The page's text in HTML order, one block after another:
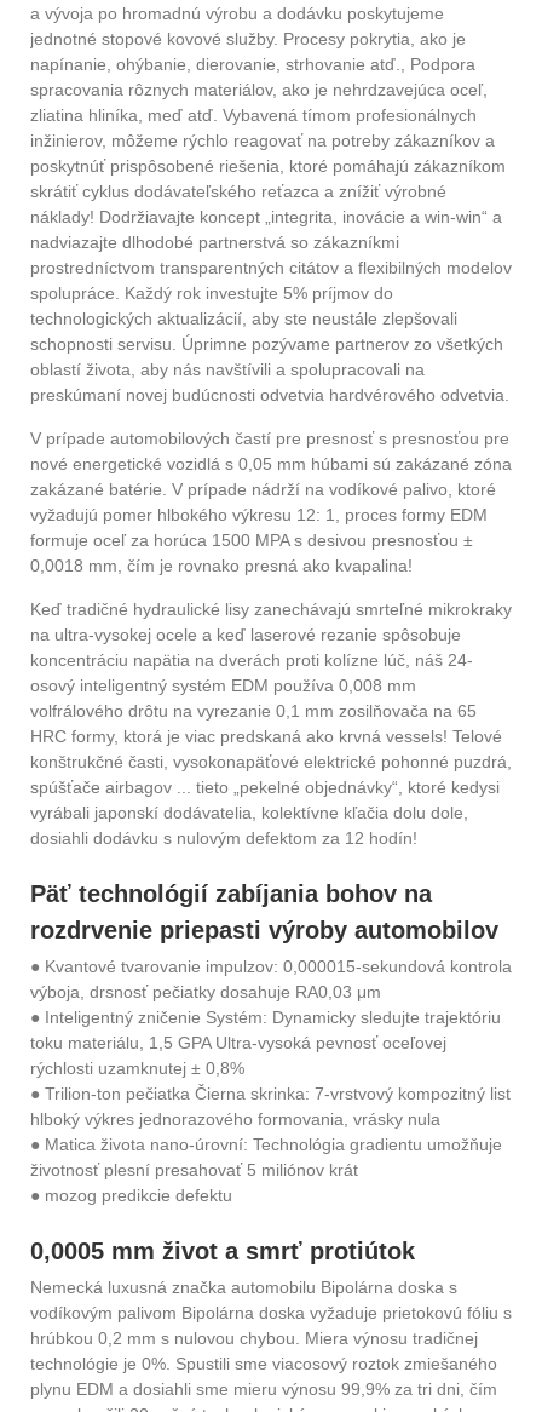
a vývoja po hromadnú výrobu a dodávku poskytujeme
jednotné stopové kovové služby. Procesy pokrytia, ako je
napínanie, ohýbanie, dierovanie, strhovanie atď., Podpora
spracovania rôznych materiálov, ako je nehrdzavejúca oceľ,
zliatina hliníka, meď atď. Vybavená tímom profesionálnych
inžinierov, môžeme rýchlo reagovať na potreby zákazníkov a
poskytnúť prispôsobené riešenia, ktoré pomáhajú zákazníkom
skrátiť cyklus dodávateľského reťazca a znížiť výrobné
náklady! Dodržiavajte koncept „integrita, inovácie a win-win“ a
nadviazajte dlhodobé partnerstvá so zákazníkmi
prostredníctvom transparentných citátov a flexibilných modelov
spolupráce. Každý rok investujte 5% príjmov do
technologických aktualizácií, aby ste neustále zlepšovali
schopnosti servisu. Úprimne pozývame partnerov zo všetkých
oblastí života, aby nás navštívili a spolupracovali na
preskúmaní novej budúcnosti odvetvia hardvérového odvetvia.
V prípade automobilových častí pre presnosť s presnosťou pre
nové energetické vozidlá s 0,05 mm húbami sú zakázané zóna
zakázané batérie. V prípade nádrží na vodíkové palivo, ktoré
vyžadujú pomer hlbokého výkresu 12: 1, proces formy EDM
formuje oceľ za horúca 1500 MPA s desivou presnosťou ±
0,0018 mm, čím je rovnako presná ako kvapalina!
Keď tradičné hydraulické lisy zanechávajú smrteľné mikrokraky
na ultra-vysokej ocele a keď laserové rezanie spôsobuje
koncentráciu napätia na dverách proti kolízne lúč, náš 24-
osový inteligentný systém EDM používa 0,008 mm
volfrálového drôtu na vyrezanie 0,1 mm zosilňovača na 65
HRC formy, ktorá je viac predskaná ako krvná vessels! Telové
konštrukčné časti, vysokonapäťové elektrické pohonné puzdrá,
spúšťače airbagov ... tieto „pekelné objednávky“, ktoré kedysi
vyrábali japonskí dodávatelia, kolektívne kľačia dolu dole,
dosiahli dodávku s nulovým defektom za 12 hodín!
Päť technológií zabíjania bohov na
rozdrvenie priepasti výroby automobilov
● Kvantové tvarovanie impulzov: 0,000015-sekundová kontrola
výboja, drsnosť pečiatky dosahuje RA0,03 μm
● Inteligentný zničenie Systém: Dynamicky sledujte trajektóriu
toku materiálu, 1,5 GPA Ultra-vysoká pevnosť oceľovej
rýchlosti uzamknutej ± 0,8%
● Trilion-ton pečiatka Čierna skrinka: 7-vrstvový kompozitný list
hlboký výkres jednorazového formovania, vrásky nula
● Matica života nano-úrovní: Technológia gradientu umožňuje
životnosť plesní presahovať 5 miliónov krát
● mozog predikcie defektu
0,0005 mm život a smrť protiútok
Nemecká luxusná značka automobilu Bipolárna doska s
vodíkovým palivom Bipolárna doska vyžaduje prietokovú fóliu s
hrúbkou 0,2 mm s nulovou chybou. Miera výnosu tradičnej
technológie je 0%. Spustili sme viacosový roztok zmiešaného
plynu EDM a dosiahli sme mieru výnosu 99,9% za tri dni, čím